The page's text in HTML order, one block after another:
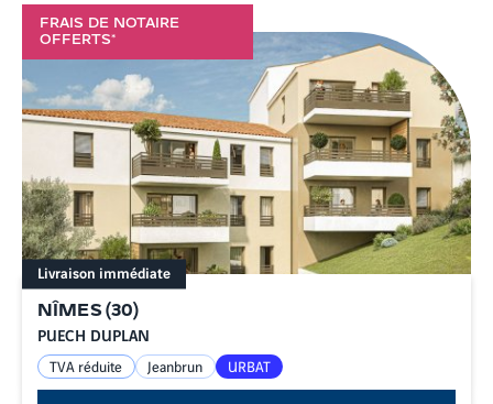
FRAIS DE NOTAIRE
OFFERTS*
NÎMES(30)
PUECH DUPLAN
Livraison immédiate
TVA réduite Jeanbrun URBAT